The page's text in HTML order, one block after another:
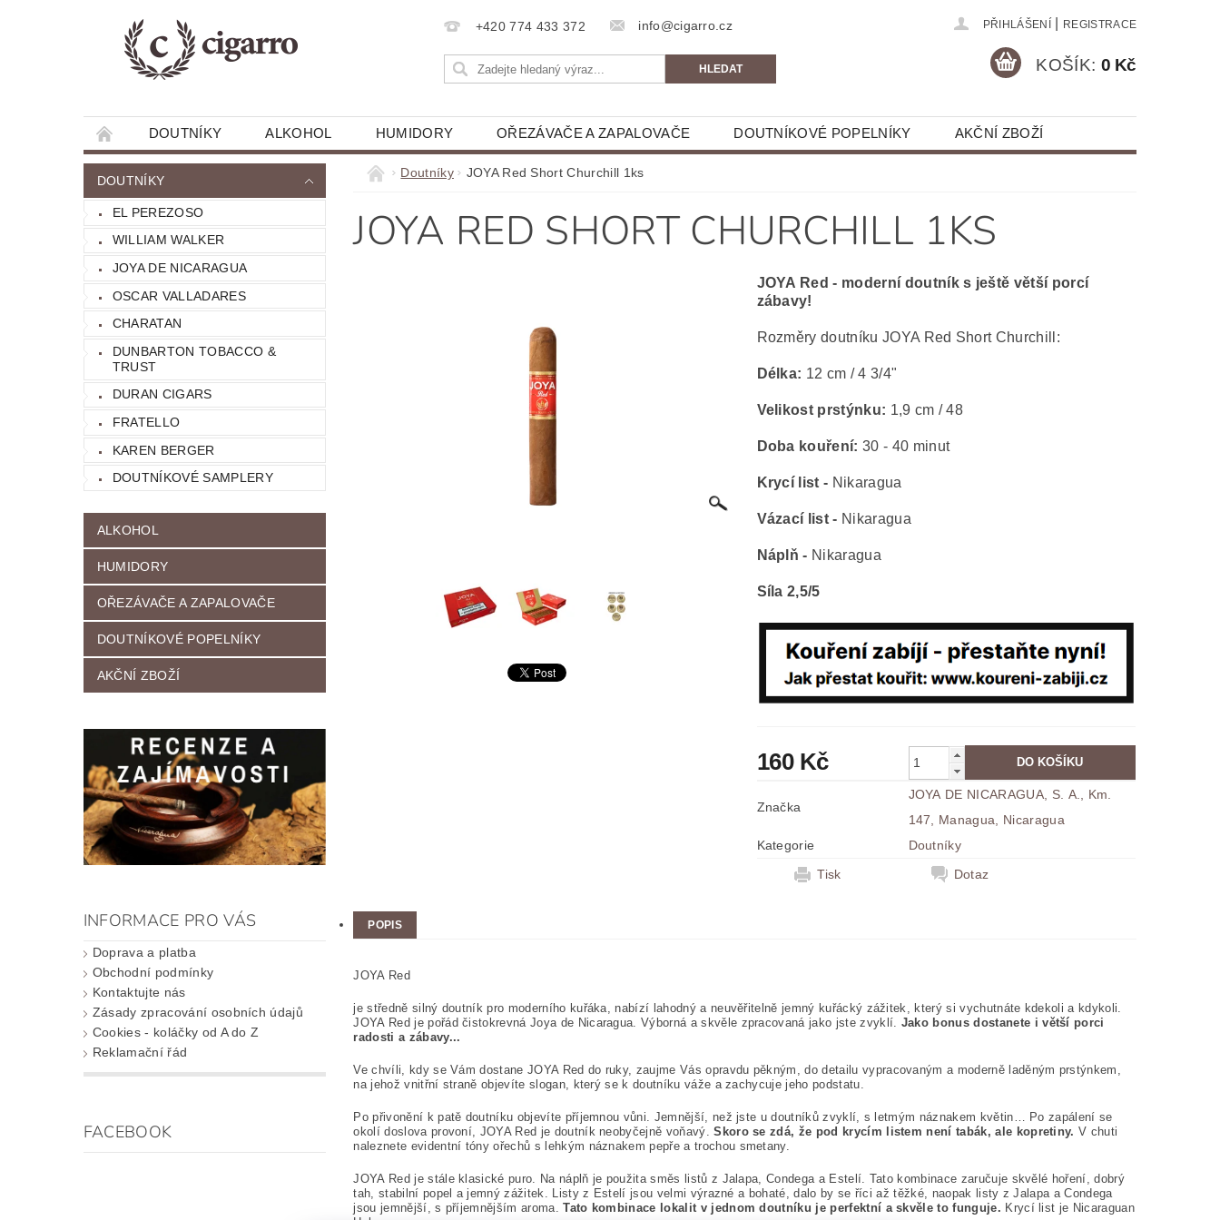
+420 774 433 372 info@cigarro.cz PŘIHLÁŠENÍ REGISTRACE
KOŠÍK: 0 Kč
DOUTNÍKY ALKOHOL HUMIDORY OŘEZÁVAČE A ZAPALOVAČE DOUTNÍKOVÉ POPELNÍKY AKČNÍ ZBOŽÍ
RECENZE A ZAJÍMAVOSTI
DOUTNÍKY
EL PEREZOSO
WILLIAM WALKER
JOYA DE NICARAGUA
OSCAR VALLADARES
CHARATAN
DUNBARTON TOBACCO &
TRUST
DURAN CIGARS
FRATELLO
KAREN BERGER
DOUTNÍKOVÉ SAMPLERY
ALKOHOL
HUMIDORY
OŘEZÁVAČE A ZAPALOVAČE
DOUTNÍKOVÉ POPELNÍKY
AKČNÍ ZBOŽÍ
INFORMACE PRO VÁS
Doprava a platba
Obchodní podmínky
Kontaktujte nás
Zásady zpracování osobních údajů
Cookies - koláčky od A do Z
Reklamační řád
FACEBOOK
Doutníky JOYA Red Short Churchill 1ks
JOYA RED SHORT CHURCHILL 1KS
JOYA Red - moderní doutník s ještě větší porcí
zábavy!
Rozměry doutníku JOYA Red Short Churchill:
Délka: 12 cm / 4 3/4"
Velikost prstýnku: 1,9 cm / 48
Doba kouření: 30 - 40 minut
Krycí list - Nikaragua
Vázací list - Nikaragua
Náplň - Nikaragua
Síla 2,5/5
160 Kč
Značka
JOYA DE NICARAGUA, S. A., Km.
147, Managua, Nicaragua
Kategorie
Doutníky
Tisk
Dotaz
POPIS
JOYA Red
je středně silný doutník pro moderního kuřáka, nabízí lahodný a neuvěřitelně jemný kuřácký zážitek, který si vychutnáte kdekoli a kdykoli.
JOYA Red je pořád čistokrevná Joya de Nicaragua. Výborná a skvěle zpracovaná jako jste zvyklí. Jako bonus dostanete i větší porci
radosti a zábavy...
Ve chvíli, kdy se Vám dostane JOYA Red do ruky, zaujme Vás opravdu pěkným, do detailu vypracovaným a moderně laděným prstýnkem,
na jehož vnitřní straně objevíte slogan, který se k doutníku váže a zachycuje jeho podstatu.
Po přivonění k patě doutníku objevíte příjemnou vůni. Jemnější, než jste u doutníků zvyklí, s letmým náznakem květin… Po zapálení se
okolí doslova provoní, JOYA Red je doutník neobyčejně voňavý.Skoro se zdá, že pod krycím listem není tabák, ale kopretiny. V chuti
naleznete evidentní tóny ořechů s lehkým náznakem pepře a trochou smetany.
JOYA Red je stále klasické puro. Na náplň je použita směs listů z Jalapa, Condega a Estelí. Tato kombinace zaručuje skvělé hoření, dobrý
tah, stabilní popel a jemný zážitek. Listy z Estelí jsou velmi výrazné a bohaté, dalo by se říci až těžké, naopak listy z Jalapa a Condega
jsou jemnější, s příjemnějším aroma.Tato kombinace lokalit v jednom doutníku je perfektní a skvěle to funguje. Krycí list je Nicaraguan